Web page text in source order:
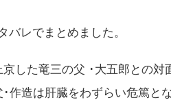
レでまとめました。
した竜三の父 ･大五郎との対
作造は肝臓をわずらい危篤と